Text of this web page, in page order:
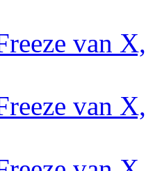
van
van